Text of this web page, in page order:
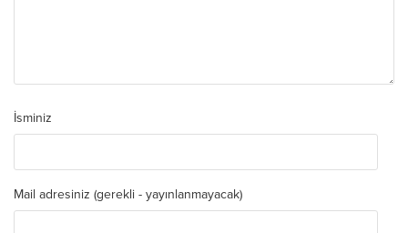
İsminiz
Mail adresiniz (gerekli - yayınlanmayacak)